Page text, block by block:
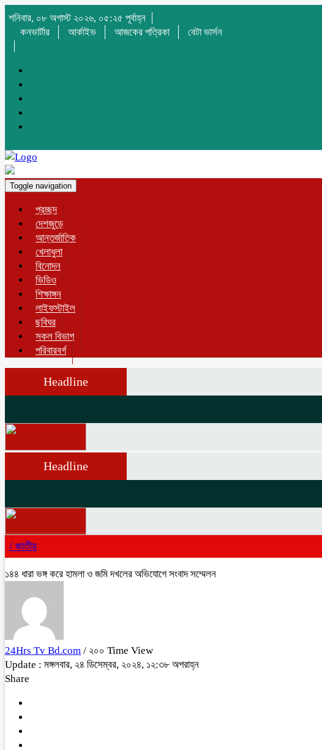
শনিবার, ০৮ অগাস্ট ২০২৬, ০৫:২৫ পূর্বাহ্ন
কনভার্টার
আর্কাইভ আজকের পত্রিকা বেটা ভার্সন
Toggle navigation
প্রচ্ছদ
দেশজুড়ে
আন্তর্জাতিক
খেলাধুলা
বিনোদন
ভিডিও
শিক্ষাঙ্গন
লাইফস্টাইল
ছবিঘর
সকল বিভাগ
পরিবারবর্গ
Headline
Headline
/ জাতীয়
১৪৪ ধারা ভঙ্গ করে হামলা ও জমি দখলের অভিযোগে সংবাদ সম্মেলন
24Hrs Tv Bd.com / ২০০ Time View
Update : মঙ্গলবার, ২৪ ডিসেম্বর, ২০২৪, ১২:৩৮ অপরাহ্ন
Share